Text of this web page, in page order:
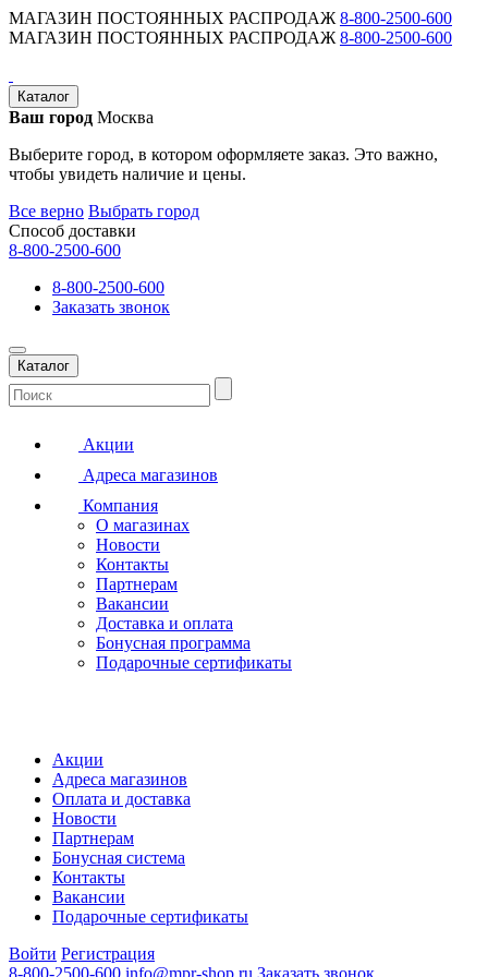
МАГАЗИН ПОСТОЯННЫХ РАСПРОДАЖ 8-800-2500-600
МАГАЗИН ПОСТОЯННЫХ РАСПРОДАЖ 8-800-2500-600
Каталог
Ваш город Москва
Выберите город, в котором оформляете заказ. Это важно,
чтобы увидеть наличие и цены.
Все верно Выбрать город
Способ доставки
8-800-2500-600
8-800-2500-600
Заказать звонок
Каталог
Акции
Адреса магазинов
Компания
О магазинах
Новости
Контакты
Партнерам
Вакансии
Доставка и оплата
Бонусная программа
Подарочные сертификаты
Акции
Адреса магазинов
Оплата и доставка
Новости
Партнерам
Бонусная система
Контакты
Вакансии
Подарочные сертификаты
Войти Регистрация
8-800-2500-600 info@mpr-shop.ru Заказать звонок